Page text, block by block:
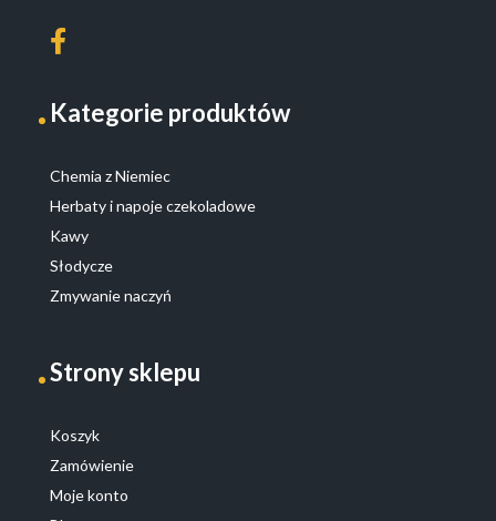
Kategorie produktów
Chemia z Niemiec
Herbaty i napoje czekoladowe
Kawy
Słodycze
Zmywanie naczyń
Strony sklepu
Koszyk
Zamówienie
Moje konto